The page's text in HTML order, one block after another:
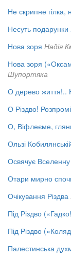
Не скрипне гілка,
Несуть подарунки
Нова зоря Надія
Нова зоря
Шупортяка
О дерево життя!..
О Різдво!
О, Віфлеєме,
Ользі
Освячує Вселенну
Отари мирно
Очікування Різдва
Під Різдво
Під Різдво
Палестинська